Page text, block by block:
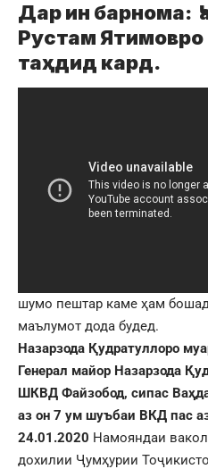
Дар ин барнома:
Рустам Ятимовро
таҳдид кард.
шумо пештар каме ҳам
маълумот дода будед.
Назарзода Қудратуллоро
Генерал майор Назарзода
ШКВД Файзобод, сипас
аз он 7 ум шуъбаи ВКД пас
24.01.2020 Намояндаи
дохилии Ҷумҳурии